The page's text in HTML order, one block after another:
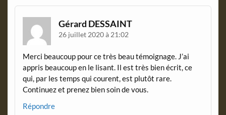
Gérard DESSAINT
26 juillet 2020 à 21:02
Merci beaucoup pour ce très beau témoignage. J’ai
appris beaucoup en le lisant. Il est très bien écrit, ce
qui, par les temps qui courent, est plutôt rare.
Continuez et prenez bien soin de vous.
Répondre